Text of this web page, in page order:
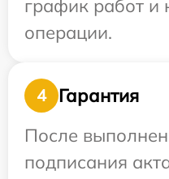
график работ и
операции.
4
Гарантия
После
подписания